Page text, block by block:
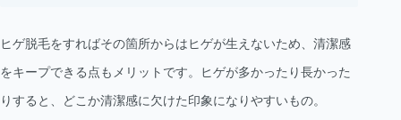
ヒゲ脱毛をすればその箇所からはヒゲが生えないため、清潔感
をキープできる点もメリットです。ヒゲが多かったり長かった
りすると、どこか清潔感に欠けた印象になりやすいもの。